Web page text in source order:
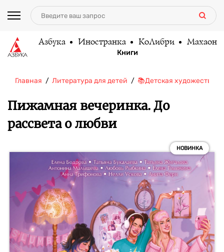
Азбука Иностранка КоЛибри Махаон
Книги
Главная Литература для детей 📚Детская
Пижамная вечеринка. До
рассвета о любви
НОВИНКА